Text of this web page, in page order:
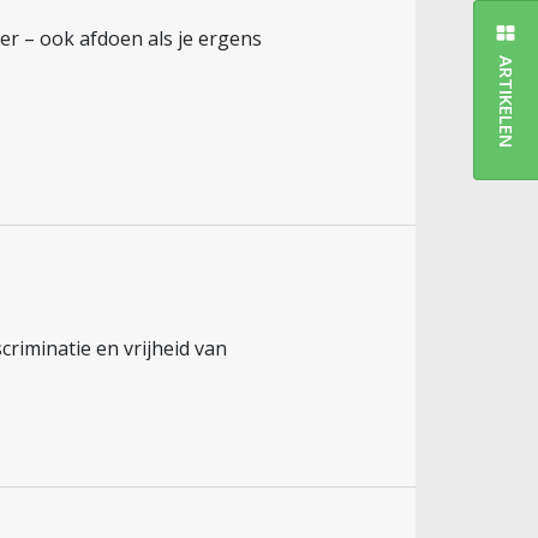
– ook afdoen als je ergens
en vrijheid van
ARTIKELEN